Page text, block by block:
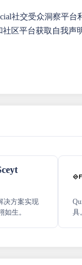
社交受众洞察平
区平台获取自我
决方案实现
生。
具